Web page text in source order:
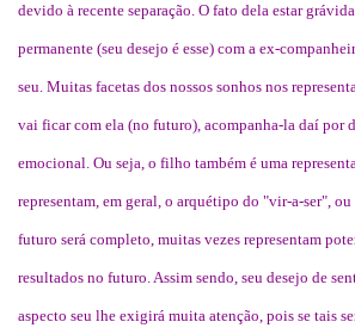
devido à recente separação. O fato dela estar
permanente (seu desejo é esse) com a ex-
seu. Muitas facetas dos nossos sonhos nos
vai ficar com ela (no futuro), acompanha-la daí por
emocional. Ou seja, o filho também é uma
representam, em geral, o arquétipo do "vir-a-ser",
futuro será completo, muitas vezes representam
resultados no futuro. Assim sendo, seu desejo de
aspecto seu lhe exigirá muita atenção, pois se tais